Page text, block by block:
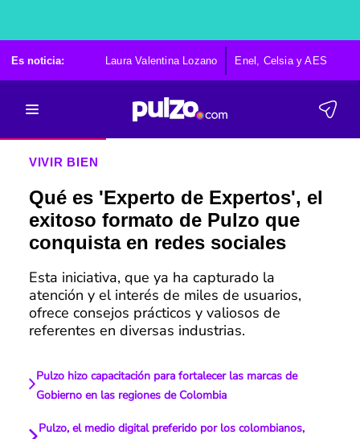
Es noticia: Laura Valentina Lozano Enel, Celsia y AES
VIVIR BIEN
Qué es 'Experto de Expertos', el
exitoso formato de Pulzo que
conquista en redes sociales
Esta iniciativa, que ya ha capturado la
atención y el interés de miles de usuarios,
ofrece consejos prácticos y valiosos de
referentes en diversas industrias.
Pulzo hizo capacitación para fortalecer las marcas de
Gobierno en las regiones de Colombia
Pulzo, el medio digital preferido por los colombianos,